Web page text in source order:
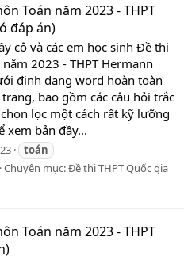
Toán năm 2023 - THPT
đáp án)
cô và các em học sinh Đề thi
2023 - THPT Hermann
định dạng word hoàn toàn
bao gồm các câu hỏi trắc
lọc một cách rất kỹ lưỡng
xem bản đầy...
toán
Chuyên mục:Đề thi THPT Quốc gia
Toán năm 2023 - THPT